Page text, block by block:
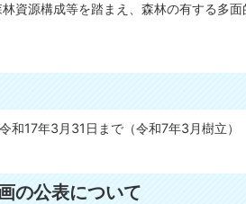
資源構成等を踏まえ、森林の有する多
和17年3月31日まで（令和7年3月樹立）
の公表について